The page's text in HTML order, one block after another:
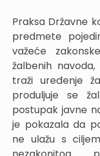
Praksa Državne
predmete
važeće
žalbenih
traži uređenje
produljuje se
postupak javne
je pokazala da
ne ulažu s